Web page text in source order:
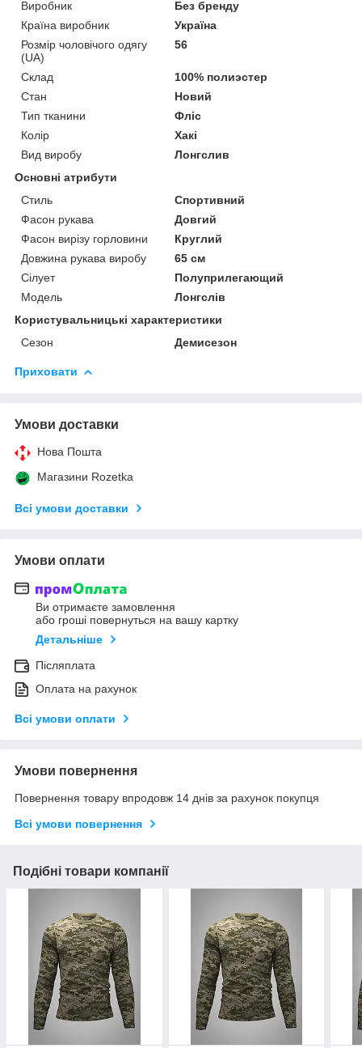
Виробник
Без бренду
Країна виробник
Україна
Розмір чоловічого одягу
(UA)
56
Склад
100% полиэстер
Стан
Новий
Тип тканини
Фліс
Колір
Хакі
Вид виробу
Лонгслив
Основні атрибути
Стиль
Спортивний
Фасон рукава
Довгий
Фасон вирізу горловини
Круглий
Довжина рукава виробу
65 см
Сілует
Полуприлегающий
Модель
Лонгслів
Користувальницькі характеристики
Сезон
Демисезон
Приховати
Умови доставки
Нова Пошта
Магазини Rozetka
Всі умови доставки
Умови оплати
Ви отримаєте замовлення
або гроші повернуться на вашу картку
Детальніше
Післяплата
Оплата на рахунок
Всі умови оплати
Умови повернення
Повернення товару впродовж 14 днів за рахунок покупця
Всі умови повернення
Подібні товари компанії